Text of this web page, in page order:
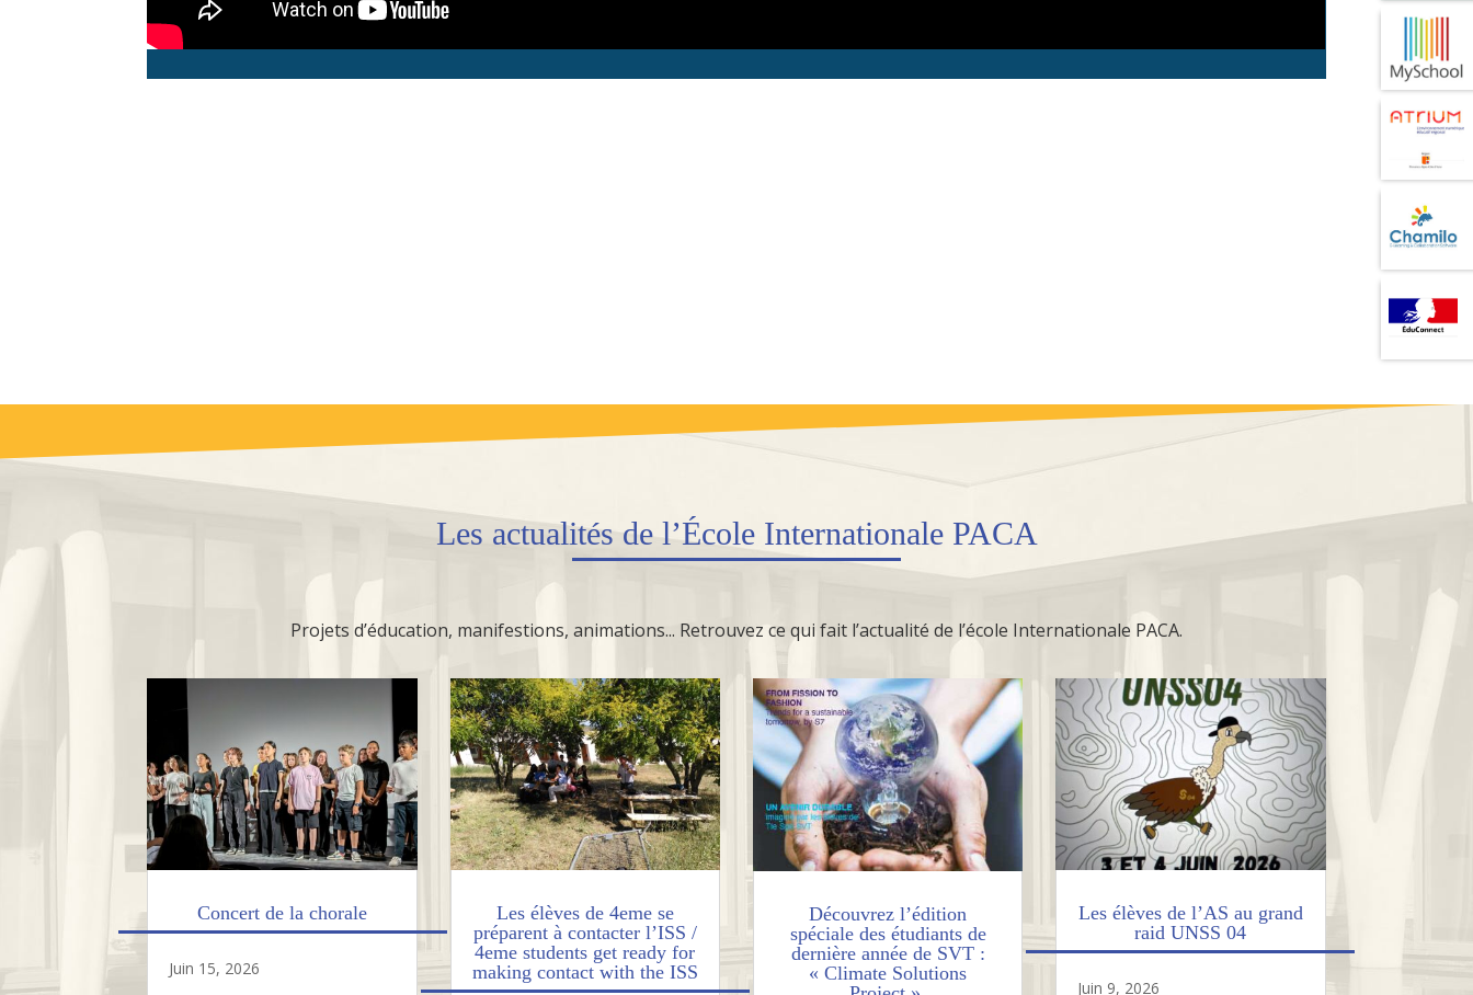
Les actualités de l’École Internationale PACA
Projets d’éducation, manifestions, animations... Retrouvez ce qui fait l’actualité de l’école Internationale PACA.
Concert de la chorale
Juin 15, 2026
Les élèves de 4eme se
préparent à contacter l’ISS /
4eme students get ready for
making contact with the ISS
Découvrez l’édition
spéciale des étudiants de
dernière année de SVT :
« Climate Solutions
Les élèves de l’AS au grand
raid UNSS 04
Juin 9, 2026